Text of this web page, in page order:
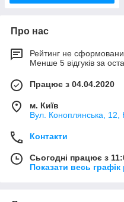
Про нас
Рейтинг не
Менше 5 відгуків за
Працює з 04.04.2020
м. Київ
Вул. Коноплянська, 12,
Контакти
Сьогодні працює з
Показати весь графік